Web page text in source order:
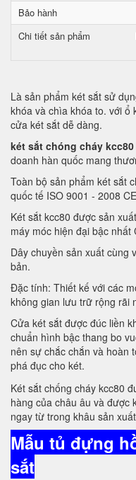
Bảo hành
Chi tiết sản phẩm
Là sản phẩm két sắt sử
khóa và chìa khóa to. với ổ
cửa két sắt dễ dàng.
két sắt chóng cháy kcc80
doanh hàn quốc mang
Toàn bộ sản phẩm két sắt
quốc tế ISO 9001 - 2008
Két sắt kcc80 được sản
máy móc hiện đại bậc nhất
Dây chuyền sản xuất cùng
bản.
Đặc tính: Thiết kế với các
không gian lưu trữ rộng rãi
Cửa két sắt được đúc liền
chuẩn hình bậc thang bo
nên sự chắc chắn và hoàn
phá đục cho két.
Két sắt chống cháy kcc80
hàng của châu âu và được
ngay từ trong khâu sản
Mẫu tủ đựng
sắt